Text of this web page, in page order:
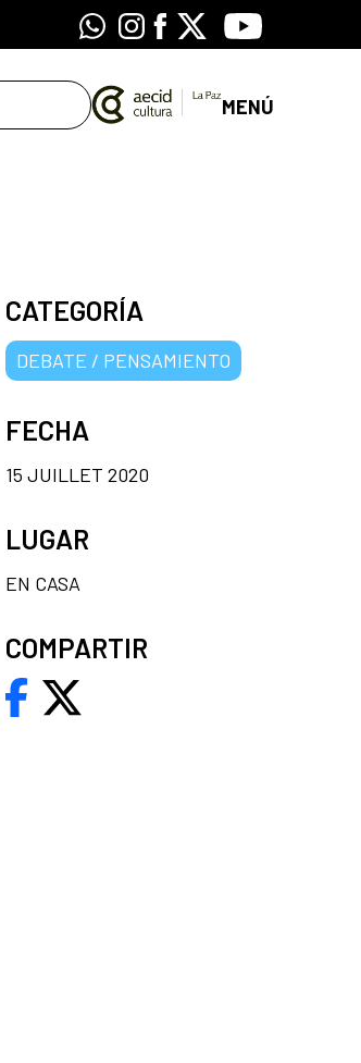
WhatsappInstagram
Facebook
X Youtube
MENÚ
CATEGORÍA
DEBATE / PENSAMIENTO
FECHA
15 JUILLET 2020
LUGAR
EN CASA
COMPARTIR